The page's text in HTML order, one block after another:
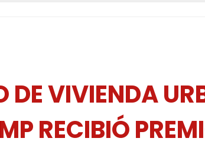
DE VIVIENDA
RECIBIÓ